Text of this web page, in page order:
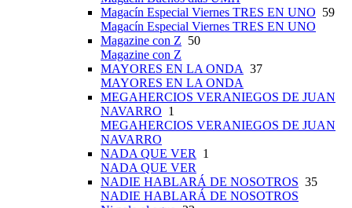
Magacín Especial Viernes TRES EN UNO 59
Magacín Especial Viernes TRES EN UNO
Magazine con Z 50
Magazine con Z
MAYORES EN LA ONDA 37
MAYORES EN LA ONDA
MEGAHERCIOS VERANIEGOS DE JUAN
NAVARRO 1
MEGAHERCIOS VERANIEGOS DE JUAN
NAVARRO
NADA QUE VER
1
NADA QUE VER
NADIE HABLARÁ DE NOSOTROS 35
NADIE HABLARÁ DE NOSOTROS